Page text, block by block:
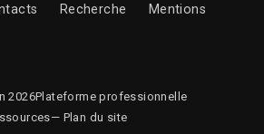
Recherche
Mentions
2026Plateforme professionnelle
— Plan du site